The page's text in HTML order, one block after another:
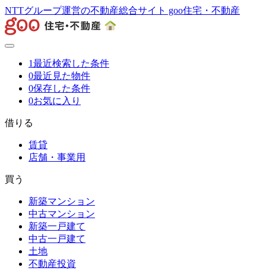
NTTグループ運営の不動産総合サイト goo住宅・不動産
1最近検索した条件
0最近見た物件
0保存した条件
0お気に入り
借りる
賃貸
店舗・事業用
買う
新築マンション
中古マンション
新築一戸建て
中古一戸建て
土地
不動産投資